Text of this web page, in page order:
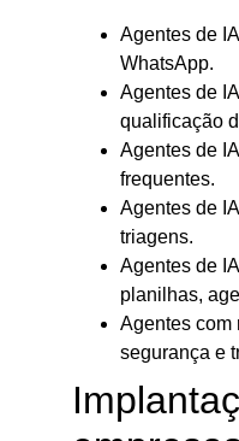
Agentes de
WhatsApp.
Agentes de
qualificação
Agentes de
frequentes.
Agentes de
triagens.
Agentes de
planilhas,
Agentes com
segurança e